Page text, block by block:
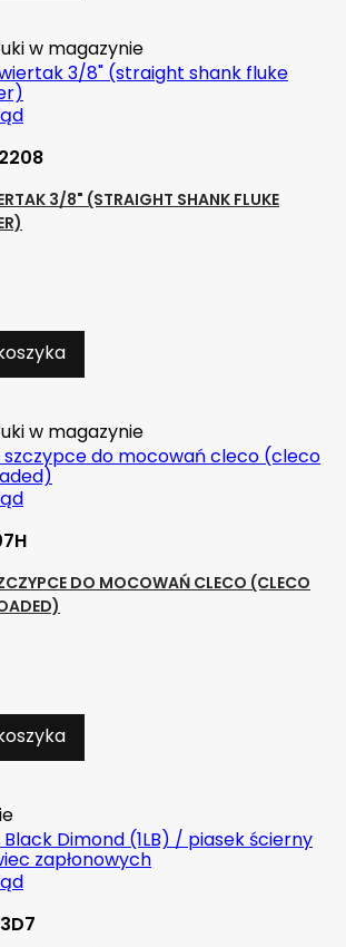
w magazynie
3/8" (STRAIGHT SHANK FLUKE
w magazynie
DO MOCOWAŃ CLECO (CLECO